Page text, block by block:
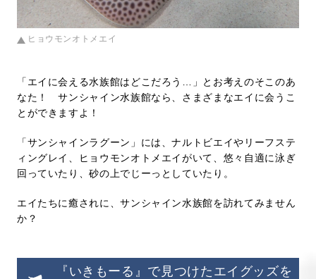
ヒョウモンオトメエイ
「エイに会える水族館はどこだろう…」とお考えのそこのあ
なた！ サンシャイン水族館なら、さまざまなエイに会うこ
とができますよ！
「サンシャインラグーン」には、ナルトビエイやリーフステ
ィングレイ、ヒョウモンオトメエイがいて、悠々自適に泳ぎ
回っていたり、砂の上でじーっとしていたり。
エイたちに癒されに、サンシャイン水族館を訪れてみません
か？
『いきもーる』で見つけたエイグッズを